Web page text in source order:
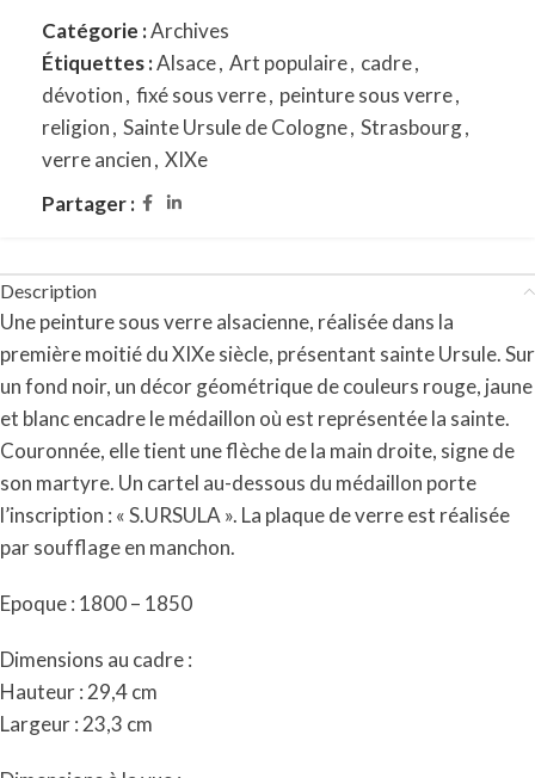
Catégorie :Archives
Étiquettes :Alsace, Art populaire, cadre,
dévotion, fixé sous verre, peinture sous verre,
religion, Sainte Ursule de Cologne, Strasbourg,
verre ancien, XIXe
Partager :
Description
Une peinture sous verre alsacienne, réalisée dans la
première moitié du XIXe siècle, présentant sainte Ursule. Sur
un fond noir, un décor géométrique de couleurs rouge, jaune
et blanc encadre le médaillon où est représentée la sainte.
Couronnée, elle tient une flèche de la main droite, signe de
son martyre. Un cartel au-dessous du médaillon porte
l’inscription : « S.URSULA ». La plaque de verre est réalisée
par soufflage en manchon.
Epoque : 1800 – 1850
Dimensions au cadre :
Hauteur : 29,4 cm
Largeur : 23,3 cm